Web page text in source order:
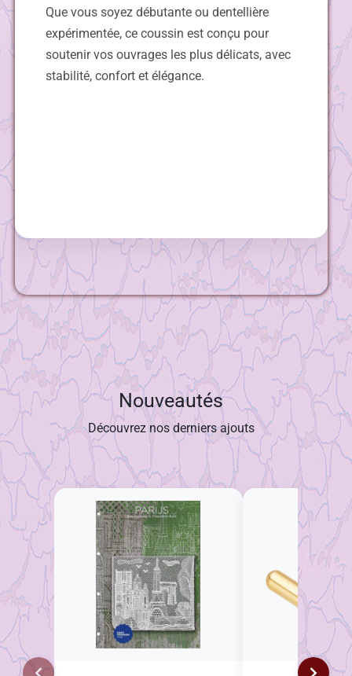
Que vous soyez débutante ou dentellière
expérimentée, ce coussin est conçu pour
soutenir vos ouvrages les plus délicats, avec
stabilité, confort et élégance.
Nouveautés
Découvrez nos derniers ajouts